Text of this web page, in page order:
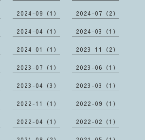
2024-09（1） 2024-07（2）
2024-04（1） 2024-03（1）
2024-01（1） 2023-11（2）
2023-07（1） 2023-06（1）
2023-04（3） 2023-03（1）
2022-11（1） 2022-09（1）
2022-04（1） 2022-02（1）